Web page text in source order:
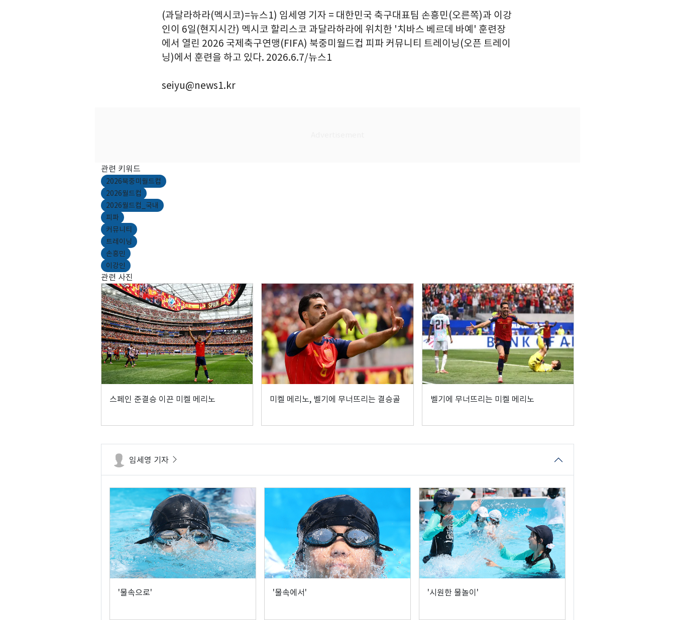
(과달라하라(멕시코)=뉴스1) 임세영 기자 = 대한민국 축구대표팀 손흥민(오른쪽)과 이강
인이 6일(현지시간) 멕시코 할리스코 과달라하라에 위치한 '치바스 베르데 바예' 훈련장
에서 열린 2026 국제축구연맹(FIFA) 북중미월드컵 피파 커뮤니티 트레이닝(오픈 트레이
닝)에서 훈련을 하고 있다. 2026.6.7/뉴스1
seiyu@news1.kr
관련 키워드
2026북중미월드컵
2026월드컵
2026월드컵_국내
피파
커뮤니티
트레이닝
손흥민
이강인
관련 사진
스페인 준결승 이끈 미켈 메리노 미켈 메리노, 벨기에 무너뜨리는 결승골 벨기에 무너뜨리는 미켈 메리노
임세영 기자
'물속으로' '물속에서' '시원한 물놀이'